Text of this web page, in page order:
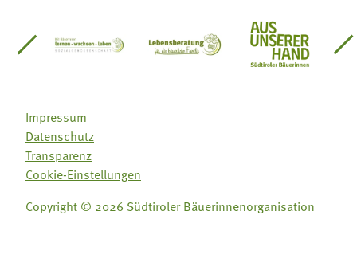
Südtirol
Gärtnervereinigung
Sozialgenossenschaft Mit Bäuerinnen lernen -
Lebensberatung für dieAus unserer
Impressum
Datenschutz
Transparenz
Cookie-Einstellungen
Copyright © 2026 Südtiroler Bäuerinnenorganisation